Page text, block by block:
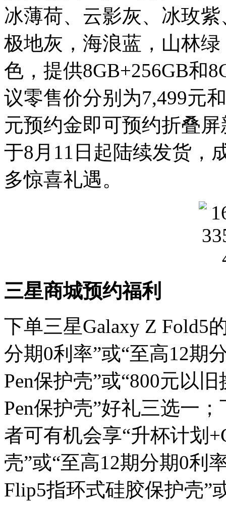
冰薄荷、云影灰、冰玫
极地灰，海浪蓝，山林
色，提供8GB+256GB和
议零售价分别为7,499元
元预约金即可预约折叠
于8月11日起陆续发货，
多惊喜礼遇。
三星商城预约福利
下单三星Galaxy Z Fold5
分期0利率”或“至高12期
Pen保护壳”或“800元以
Pen保护壳”好礼三选一
者可有机会享“升杯计划
壳”或“至高12期分期0利
Flip5指环式硅胶保护壳”